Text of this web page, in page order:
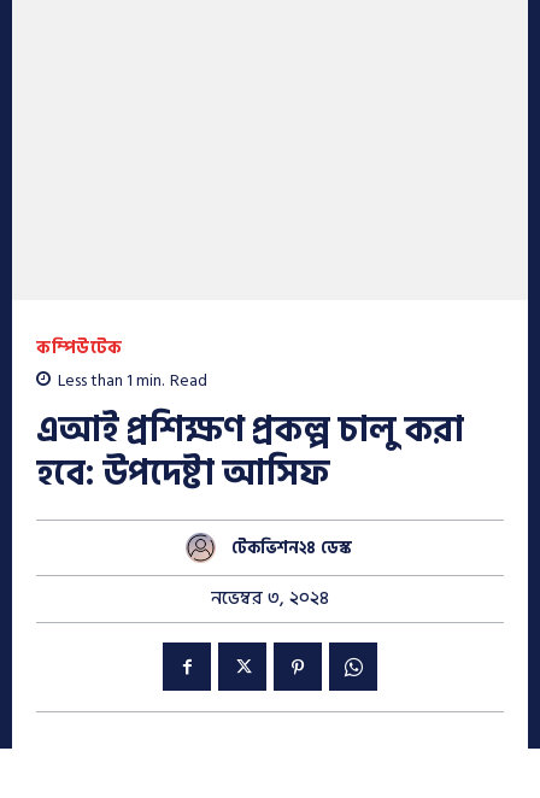
কম্পিউটেক
Less than 1min. Read
এআই প্রশিক্ষণ প্রকল্প চালু করা
হবে: উপদেষ্টা আসিফ
টেকভিশন২৪ ডেস্ক
নভেম্বর ৩, ২০২৪